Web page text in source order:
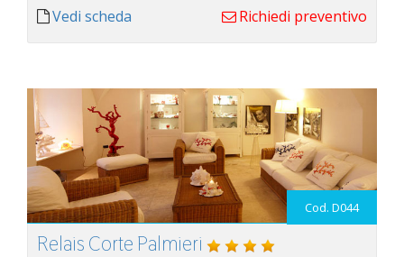
Vedi scheda Richiedi preventivo
Cod. D044
Relais Corte Palmieri